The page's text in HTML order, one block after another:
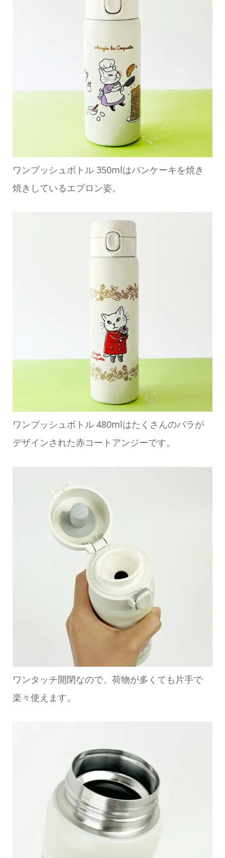
ワンプッシュボトル 350mlはパンケーキを焼き
焼きしているエプロン姿。
ワンプッシュボトル 480mlはたくさんのバラが
デザインされた赤コートアンジーです。
ワンタッチ開閉なので、荷物が多くても片手で
楽々使えます。